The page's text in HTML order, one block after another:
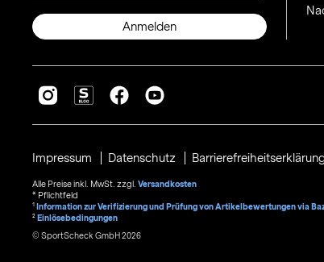
Anmelden
Impressum Datenschutz Barrierefreiheitserklärung
Alle Preise inkl. MwSt. zzgl. Versandkosten
* Pflichtfeld
1 Information zur Verifizierung und Prüfung von Artikelbewertungen via
² Einlösebedingungen
© SportScheck GmbH 2026